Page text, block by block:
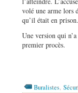
volé une arme lors
qu’il était en prison.
Une version qui
premier procès.
Buralistes,